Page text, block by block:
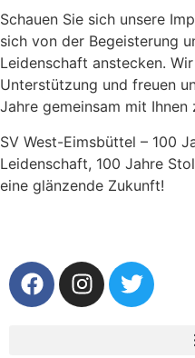
Schauen Sie sich unsere
sich von der Begeisterung
Leidenschaft anstecken.
Unterstützung und freuen
Jahre gemeinsam mit Ihnen
SV West-Eimsbüttel – 100
Leidenschaft, 100 Jahre
eine glänzende Zukunft!